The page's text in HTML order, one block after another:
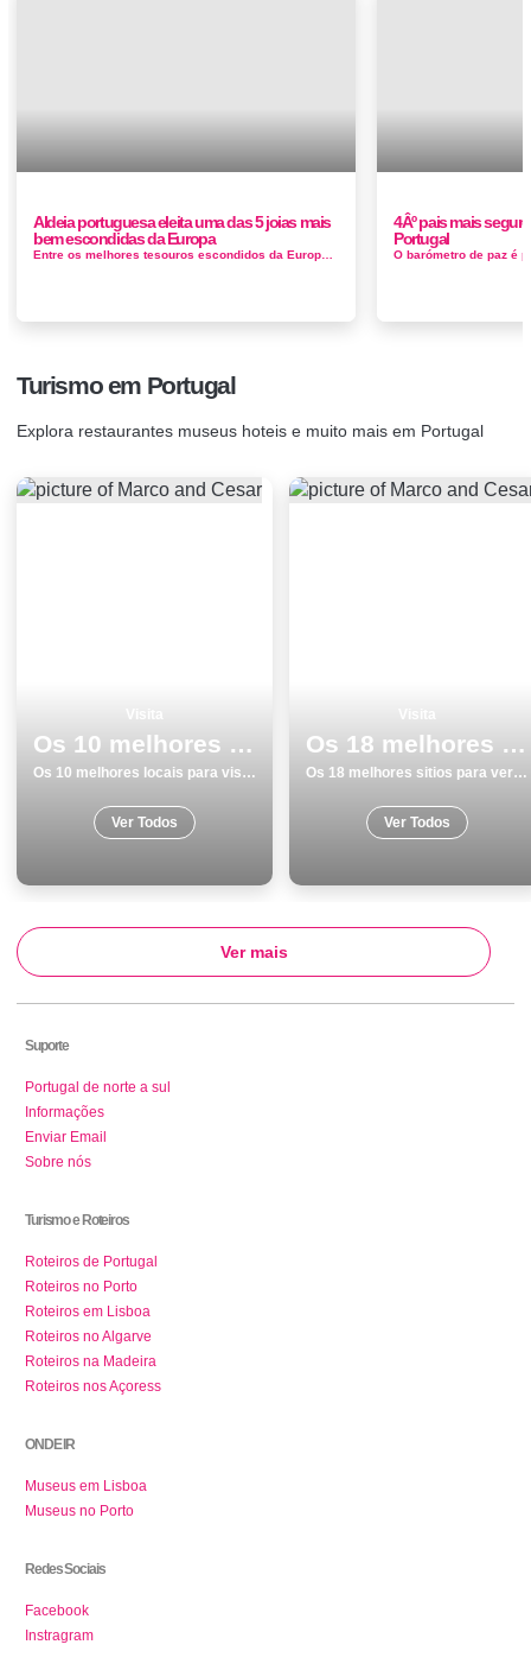
Aldeia portuguesa eleita uma das 5 joias mais
bem escondidas da Europa
4Âº pais mais
Portugal
Turismo em Portugal
Explora restaurantes museus hoteis e muito mais em Portugal
Os 10 melhores locais para visitar em Almada
Os 10 melhores locais para visitar em Almada
Ver Todos
Os 18 melhores sitios para ver e visitar em Aljezur
Os 18 melhores sitios para ver e visitar em Aljezur
Ver Todos
Ver mais
Suporte
Portugal de norte a sul
Informações
Enviar Email
Sobre nós
Turismo e Roteiros
Roteiros de Portugal
Roteiros no Porto
Roteiros em Lisboa
Roteiros no Algarve
Roteiros na Madeira
Roteiros nos Açoress
ONDE IR
Museus em Lisboa
Museus no Porto
Redes Sociais
Facebook
Instragram